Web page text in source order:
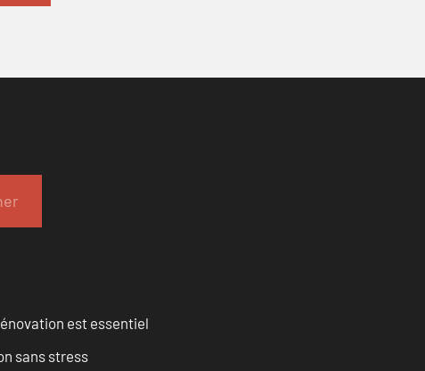
est essentiel
sans stress